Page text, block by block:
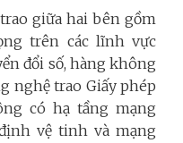
giữa hai bên gồm
trên các lĩnh vực
đổi số, hàng không
nghệ trao Giấy phép
có hạ tầng mạng
vệ tinh và mạng